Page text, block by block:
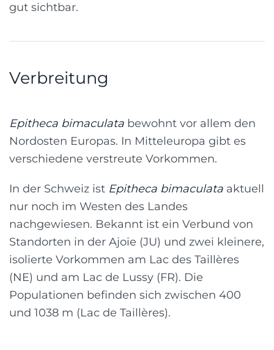
gut sichtbar.
Verbreitung
Epitheca bimaculata bewohnt vor allem den
Nordosten Europas. In Mitteleuropa gibt es
verschiedene verstreute Vorkommen.
In der Schweiz ist Epitheca bimaculata aktuell
nur noch im Westen des Landes
nachgewiesen. Bekannt ist ein Verbund von
Standorten in der Ajoie (JU) und zwei kleinere,
isolierte Vorkommen am Lac des Taillères
(NE) und am Lac de Lussy (FR). Die
Populationen befinden sich zwischen 400
und 1038 m (Lac de Taillères).